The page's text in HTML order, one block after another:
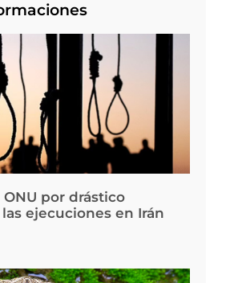
por drástico
ejecuciones en Irán